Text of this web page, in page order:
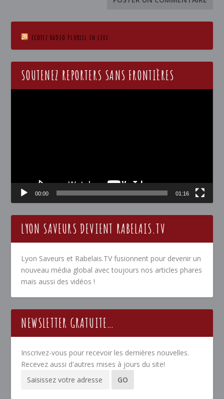
ECOTEZ RADIO PLURIEL EN LIVE
SOUTENEZ REPORTERS SANS FRONTIÈRES
00:00 01:16
LYON SAVEURS DEVIENT RABELAIS.TV
Lyon Saveurs et Rabelais.TV fusionnent pour devenir un
nouveau média global avec toujours nos articles phares
mais aussi des vidéos !
NEWSLETTER GRATUITE…
Inscrivez-vous pour recevoir les dernières nouvelles.
Recevez aussi d'autres mises à jours du site!